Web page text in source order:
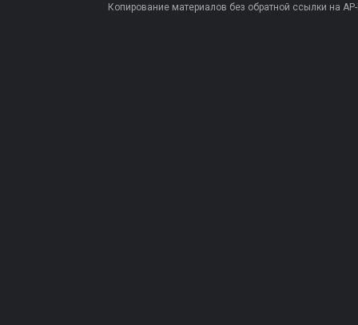
Копирование материалов без обратной ссылки на